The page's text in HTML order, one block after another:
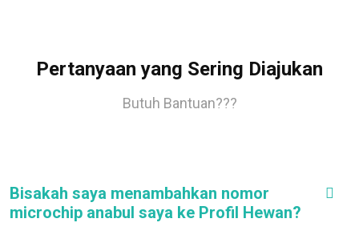
Pertanyaan yang Sering Diajukan
Butuh Bantuan???
Bisakah saya menambahkan nomor
microchip anabul saya ke Profil Hewan?